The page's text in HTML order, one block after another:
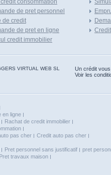
credit consommation
de pret personnel
de credit
de pret en ligne
credit immobilier
VIRTUAL WEB SL
Un crédit
Voir les
en ligne
Rachat de credit immobilier
pas cher
Credit auto pas cher
Pret personnel sans justificatif
pret
Pret travaux maison